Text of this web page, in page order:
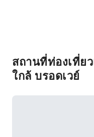
สถานที่ท่องเที่ย
ใกล้ บรอดเวย์